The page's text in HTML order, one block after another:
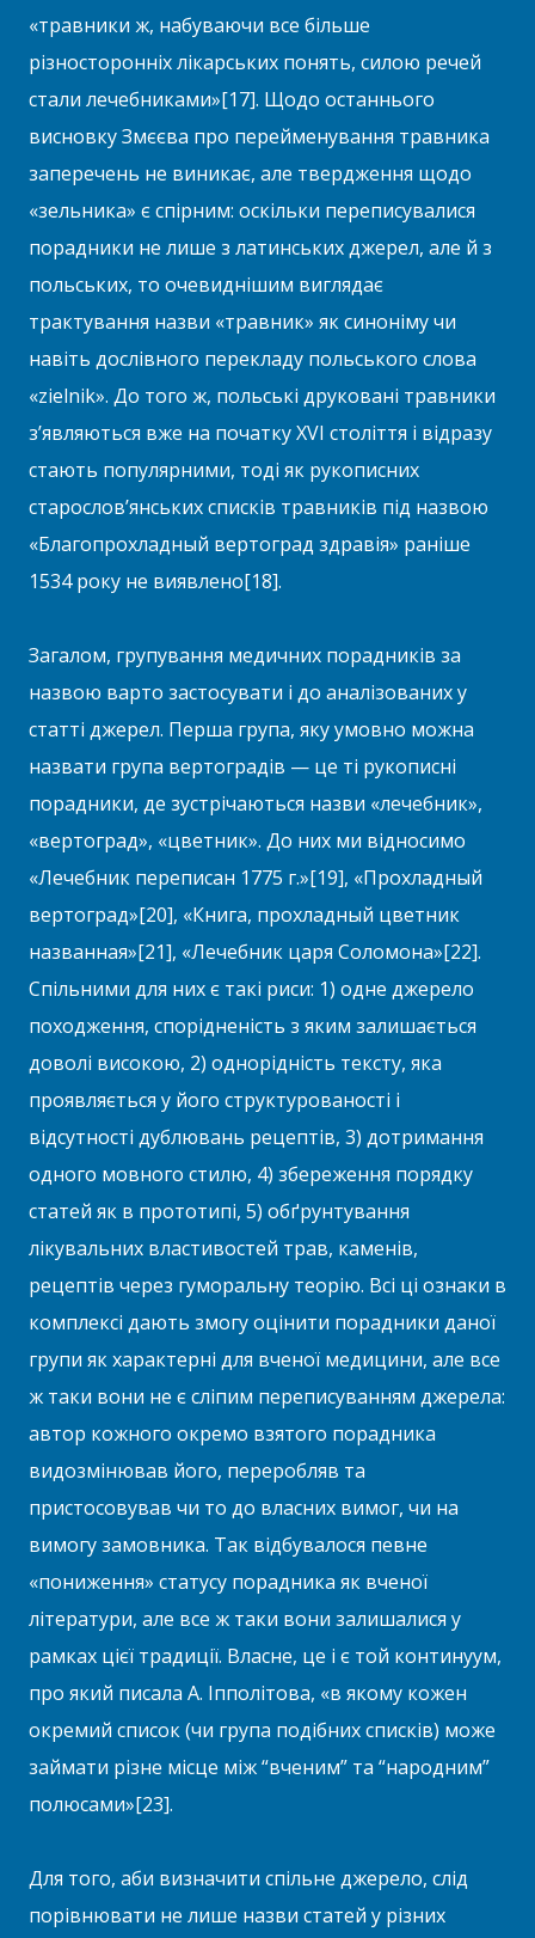
«травники ж, набуваючи все більше
різносторонніх лікарських понять, силою речей
стали лечебниками»[17]. Щодо останнього
висновку Змєєва про перейменування травника
заперечень не виникає, але твердження щодо
«зельника» є спірним: оскільки переписувалися
порадники не лише з латинських джерел, але й з
польських, то очевиднішим виглядає
трактування назви «травник» як синоніму чи
навіть дослівного перекладу польського слова
«zielnik». До того ж, польські друковані травники
з’являються вже на початку XVI століття і відразу
стають популярними, тоді як рукописних
старослов’янських списків травників під назвою
«Благопрохладный вертоград здравія» раніше
1534 року не виявлено[18].
Загалом, групування медичних порадників за
назвою варто застосувати і до аналізованих у
статті джерел. Перша група, яку умовно можна
назвати група вертоградів — це ті рукописні
порадники, де зустрічаються назви «лечебник»,
«вертоград», «цветник». До них ми відносимо
«Лечебник переписан 1775 г.»[19], «Прохладный
вертоград»[20], «Книга, прохладный цветник
названная»[21], «Лечебник царя Соломона»[22].
Спільними для них є такі риси: 1) одне джерело
походження, спорідненість з яким залишається
доволі високою, 2) однорідність тексту, яка
проявляється у його структурованості і
відсутності дублювань рецептів, 3) дотримання
одного мовного стилю, 4) збереження порядку
статей як в прототипі, 5) обґрунтування
лікувальних властивостей трав, каменів,
рецептів через гуморальну теорію. Всі ці ознаки в
комплексі дають змогу оцінити порадники даної
групи як характерні для вченої медицини, але все
ж таки вони не є сліпим переписуванням джерела:
автор кожного окремо взятого порадника
видозмінював його, переробляв та
пристосовував чи то до власних вимог, чи на
вимогу замовника. Так відбувалося певне
«пониження» статусу порадника як вченої
літератури, але все ж таки вони залишалися у
рамках цієї традиції. Власне, це і є той континуум,
про який писала А. Іпполітова, «в якому кожен
окремий список (чи група подібних списків) може
займати різне місце між “вченим” та “народним”
полюсами»[23].
Для того, аби визначити спільне джерело, слід
порівнювати не лише назви статей у різних